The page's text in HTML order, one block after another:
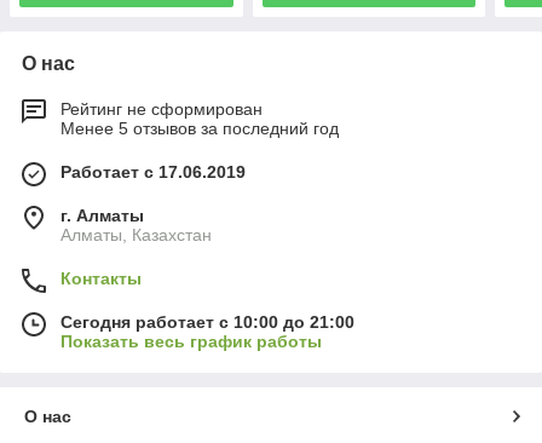
О нас
Рейтинг не сформирован
Менее 5 отзывов за последний год
Работает с 17.06.2019
г. Алматы
Алматы, Казахстан
Контакты
Сегодня работает с 10:00 до 21:00
Показать весь график работы
О нас